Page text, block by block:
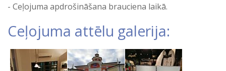
Ceļojuma apdrošināšana brauciena laikā.
Ceļojuma attēlu galerija: